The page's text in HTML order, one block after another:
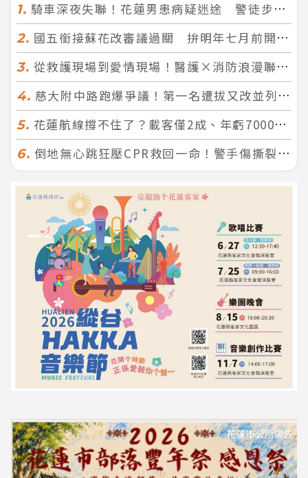
1. 騎車深夜失聯！花蓮男患病疑迷途 警徒步百米急尋救回一命
2. 國五銜接蘇花改審議過關 拚明年七月前開工！台北花蓮2小時生活圈成形
3. 從救護現場到愛情現場！醫護×消防浪漫聯誼 32人配對成功5對
4. 慈大附中路跑爆爭議！第一名遭拔又改並列 家長怒：難以接受
5. 花蓮航線撐不住了？載客僅2成、年虧7000萬 華信喊：真的快飛不下去
6. 倒地無心跳狂壓CPR救回一命！警手傷撕裂仍不放手 竟救到藝人何篤霖哥哥